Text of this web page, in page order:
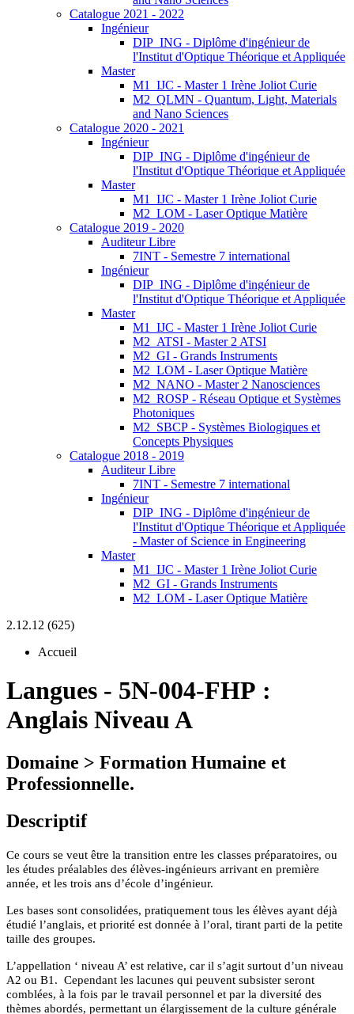
Catalogue 2021 - 2022
Ingénieur
DIP_ING - Diplôme d'ingénieur de
l'Institut d'Optique Théorique et Appliquée
Master
M1_IJC - Master 1 Irène Joliot Curie
M2_QLMN - Quantum, Light, Materials
and Nano Sciences
Catalogue 2020 - 2021
Ingénieur
DIP_ING - Diplôme d'ingénieur de
l'Institut d'Optique Théorique et Appliquée
Master
M1_IJC - Master 1 Irène Joliot Curie
M2_LOM - Laser Optique Matière
Catalogue 2019 - 2020
Auditeur Libre
7INT - Semestre 7 international
Ingénieur
DIP_ING - Diplôme d'ingénieur de
l'Institut d'Optique Théorique et Appliquée
Master
M1_IJC - Master 1 Irène Joliot Curie
M2_ATSI - Master 2 ATSI
M2_GI - Grands Instruments
M2_LOM - Laser Optique Matière
M2_NANO - Master 2 Nanosciences
M2_ROSP - Réseau Optique et Systèmes
Photoniques
M2_SBCP - Systèmes Biologiques et
Concepts Physiques
Catalogue 2018 - 2019
Auditeur Libre
7INT - Semestre 7 international
Ingénieur
DIP_ING - Diplôme d'ingénieur de
l'Institut d'Optique Théorique et Appliquée
- Master of Science in Engineering
Master
M1_IJC - Master 1 Irène Joliot Curie
M2_GI - Grands Instruments
M2_LOM - Laser Optique Matière
2.12.12 (625)
Accueil
Langues - 5N-004-FHP :
Anglais Niveau A
Domaine > Formation Humaine et
Professionnelle.
Descriptif
Ce cours se veut être la transition entre les classes préparatoires, ou
les études préalables des élèves-ingénieurs arrivant en première
année, et les trois ans d’école d’ingénieur.
Les bases sont consolidées, pratiquement tous les élèves ayant déjà
étudié l’anglais, et priorité est donnée à l’oral, tirant parti de la petite
taille des groupes.
L’appellation ‘ niveau A’ est relative, car il s’agit surtout d’un niveau
A2 ou B1. Cependant les lacunes qui peuvent subsister seront
comblées, à la fois par le travail personnel et par la diversité des
thèmes abordés, permettant un élargissement de la culture générale